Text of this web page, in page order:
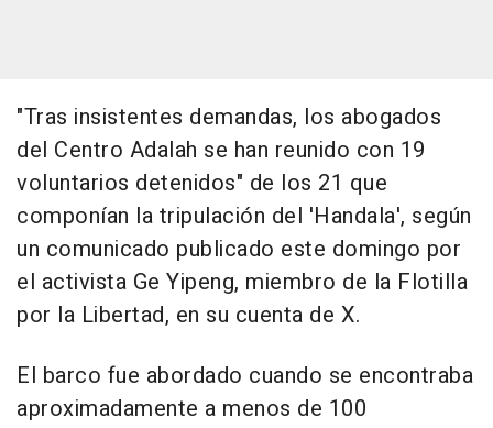
"Tras insistentes demandas, los abogados
del Centro Adalah se han reunido con 19
voluntarios detenidos" de los 21 que
componían la tripulación del 'Handala', según
un comunicado publicado este domingo por
el activista Ge Yipeng, miembro de la Flotilla
por la Libertad, en su cuenta de X.
El barco fue abordado cuando se encontraba
aproximadamente a menos de 100